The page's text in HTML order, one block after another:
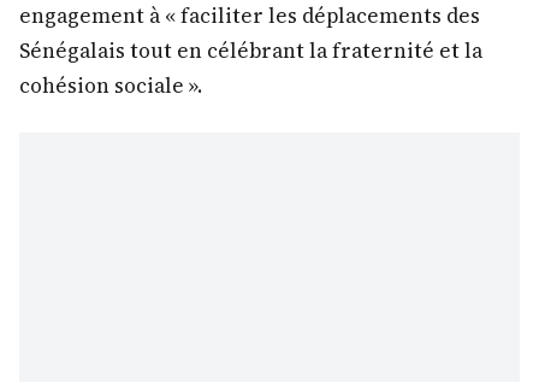
engagement à « faciliter les déplacements des
Sénégalais tout en célébrant la fraternité et la
cohésion sociale ».